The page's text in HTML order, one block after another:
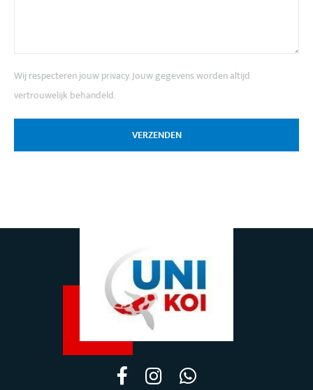
Wij respecteren jouw privacy. Jouw gegevens worden altijd
vertrouwelijk behandeld.
VERZENDEN